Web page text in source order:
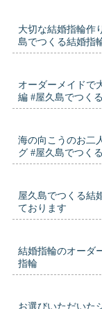
大切な結婚指輪作
島でつくる結婚指
オーダーメイドで
編 #屋久島でつく
海の向こうのお二
グ #屋久島でつく
屋久島でつくる結
ております
結婚指輪のオーダ
指輪
お選びいただいた